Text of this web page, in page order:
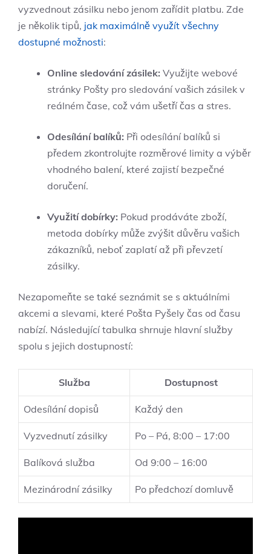
vyzvednout zásilku nebo jenom zařídit platbu. Zde
je několik tipů, jak maximálně využít všechny
dostupné možnosti:
Online sledování zásilek: Využijte webové
stránky Pošty pro sledování vašich zásilek v
reálném čase, což vám ušetří čas a stres.
Odesílání balíků: Při odesílání balíků si
předem zkontrolujte rozměrové limity a výběr
vhodného balení, které zajistí bezpečné
doručení.
Využití dobírky: Pokud prodáváte zboží,
metoda dobírky může zvýšit důvěru vašich
zákazníků, neboť zaplatí až při převzetí
zásilky.
Nezapomeňte se také seznámit se s aktuálními
akcemi a slevami, které Pošta Pyšely čas od času
nabízí. Následující tabulka shrnuje hlavní služby
spolu s jejich dostupností:
Služba Dostupnost
Odesílání dopisů Každý den
Vyzvednutí zásilky Po – Pá, 8:00 – 17:00
Balíková služba Od 9:00 – 16:00
Mezinárodní zásilky Po předchozí domluvě